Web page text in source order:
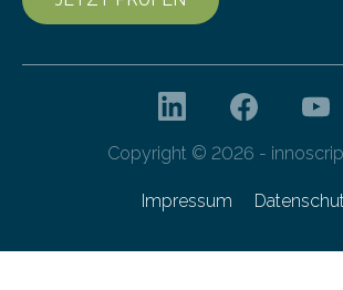
Copyright © 2026 -
Impressum